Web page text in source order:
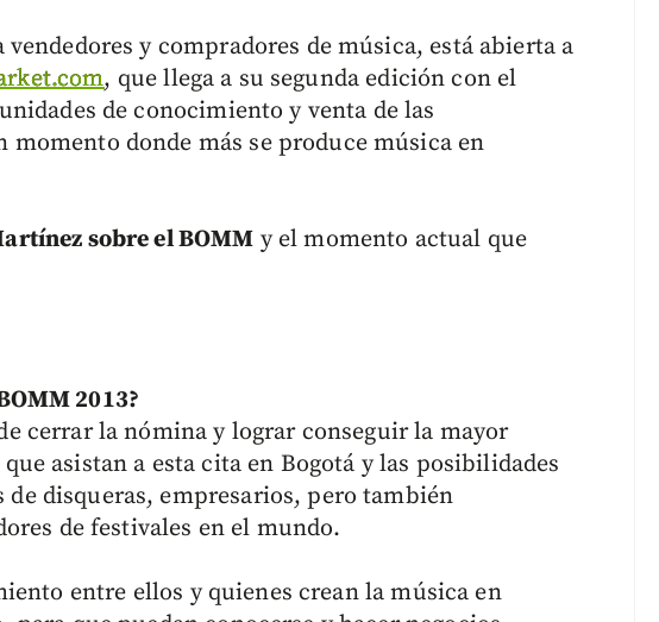
y compradores de música, está abierta a
, que llega a su segunda edición con el
de conocimiento y venta de las
donde más se produce música en
sobre el BOMM y el momento actual que
2013?
cerrar la nómina y lograr conseguir la mayor
asistan a esta cita en Bogotá y las posibilidades
disqueras, empresarios, pero también
de festivales en el mundo.
entre ellos y quienes crean la música en